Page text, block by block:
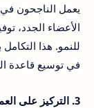
الأعضاء الجدد،
للنمو. هذا
في توسيع قاعدة
3. التركيز على العمل الرقمي